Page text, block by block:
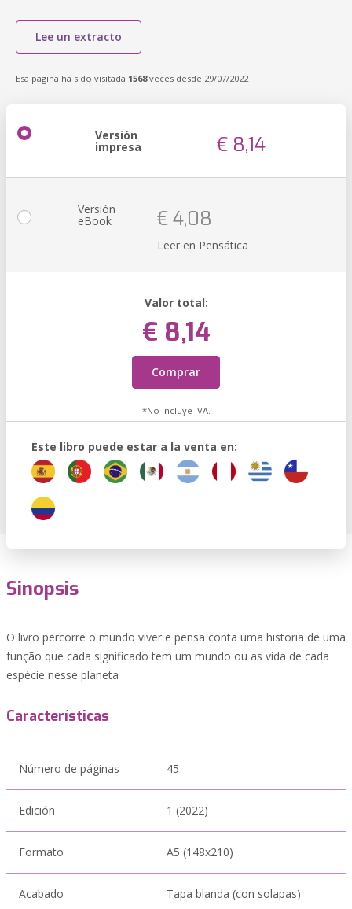
Lee un extracto
Esa página ha sido visitada 1568veces desde 29/07/2022
Versión
impresa € 8,14
Versión
eBook € 4,08
Leer en Pensática
Valor total:
€ 8,14
Comprar
*No incluye IVA.
Este libro puede estar a la venta en:
Sinopsis
O livro percorre o mundo viver e pensa conta uma historia de uma
função que cada significado tem um mundo ou as vida de cada
espécie nesse planeta
Características
Número de páginas 45
Edición 1 (2022)
Formato A5 (148x210)
Acabado Tapa blanda (con solapas)